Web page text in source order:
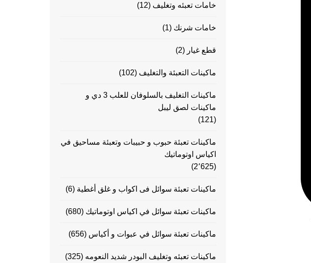
خامات تعبئه وتغليف (12)
خامات شرنك (1)
قطع غيار (2)
ماكينات التعبئة والتغليف (102)
ماكينات التغليف بالسلوفان للعلب 3 دي و
ماكينات لصق ليبل
(121)
ماكينات تعبئة حبوب و حبيبات وتعبئة مساحيق في
اكياس اوتوماتيك
(2٬625)
ماكينات تعبئة سوائل فى اكواب و غلق أغطية (6)
ماكينات تعبئة سوائل في اكياس اوتوماتيك (680)
ماكينات تعبئة سوائل في عبوات و أكياس (656)
ماكينات تعبئه وتغليف البودر شديد النعومه (325)